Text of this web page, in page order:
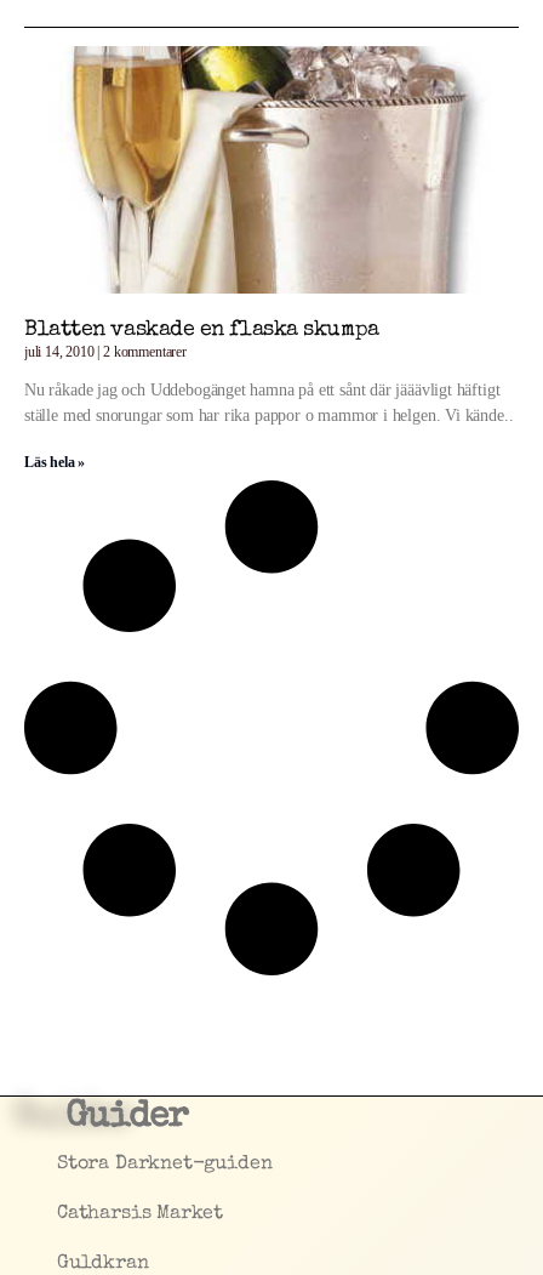
Blatten vaskade en flaska skumpa
juli 14, 2010 2 kommentarer
Nu råkade jag och Uddebogänget hamna på ett sånt där jääävligt häftigt
ställe med snorungar som har rika pappor o mammor i helgen. Vi kände..
Läs hela »
Guider
Stora Darknet-guiden
Catharsis Market
Guldkran